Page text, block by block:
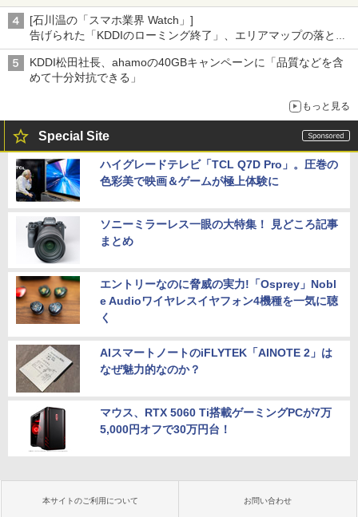
[石川温の「スマホ業界 Watch」]
告げられた「KDDIのローミング終了」、エリアマップの落とし
穴と楽天モバイルの課題
KDDI松田社長、ahamoの40GBキャンペーンに「品質などを含
めて十分対抗できる」
もっと見る
Special Site
ハイグレードテレビ「TCL Q7D Pro」。圧巻の
色彩美で映画＆ゲームが極上体験に
ソニーミラーレス一眼の大特集！ 見どころ記事
まとめ
エントリーなのに脅威の実力!「Osprey」Nobl
e Audioワイヤレスイヤフォン4機種を一気に聴
く
AIスマートノートのiFLYTEK「AINOTE 2」は
なぜ魅力的なのか？
マウス、RTX 5060 Ti搭載ゲーミングPCが7万
5,000円オフで30万円台！
本サイトのご利用について お問い合わせ